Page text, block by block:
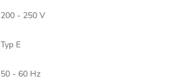
200 - 250 V
Typ E
50 - 60 Hz